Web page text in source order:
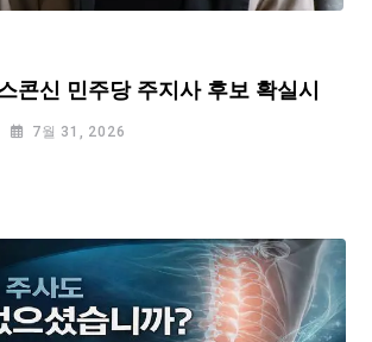
콘신 민주당 주지사 후보 확실시
7월 31, 2026